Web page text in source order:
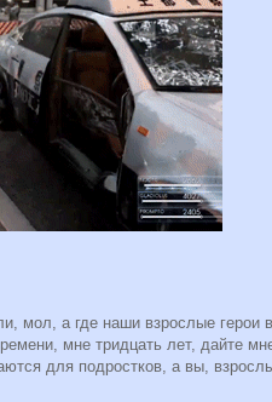
мол, а где наши взрослые герои в
мне тридцать лет, дайте
для подростков, а вы,